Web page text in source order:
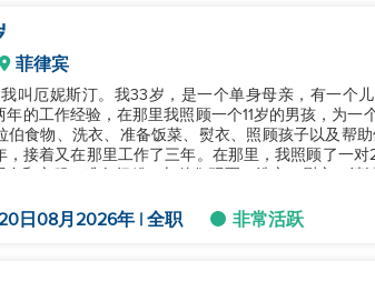
菲律宾
叫厄妮斯汀。我33岁，是一个单身母亲，有一个
年的工作经验，在那里我照顾一个11岁的男孩，为一
伯食物、洗衣、准备饭菜、熨衣、照顾孩子以及帮
，接着又在那里工作了三年。在那里，我照顾了一对
日08月2026年 | 全职 非常活跃